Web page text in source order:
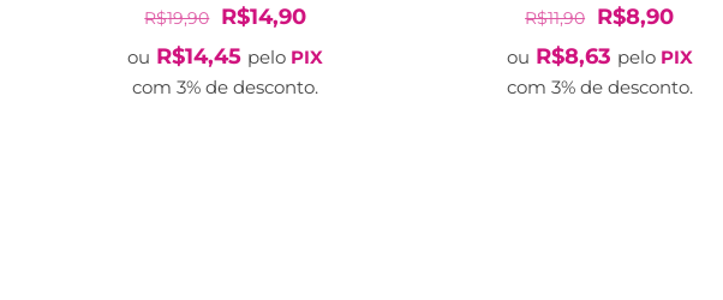
R$19,90 O
preço
original
R$14,90O
preço
ou R$14,45 pelo PIX
com 3% de desconto.
R$11,90
O
preço
original
R$8,90O
preço
atual
ou R$8,63 pelo PIX
com 3% de desconto.